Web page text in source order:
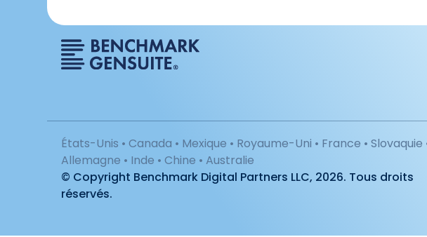
États-Unis • Canada • Mexique • Royaume-Uni • France • Slovaquie
Allemagne • Inde • Chine • Australie
© Copyright Benchmark Digital Partners LLC, 2026. Tous droits
réservés.